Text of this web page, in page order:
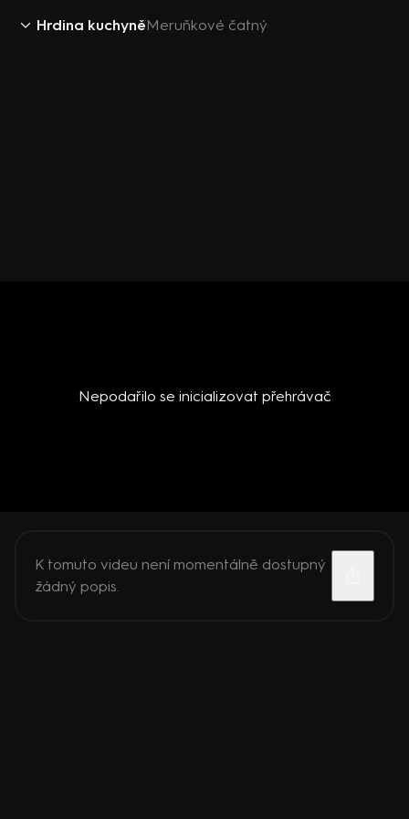
Hrdina kuchyněMeruňkové čatný
Nepodařilo se inicializovat přehrávač
K tomuto videu není momentálně dostupný
žádný popis.